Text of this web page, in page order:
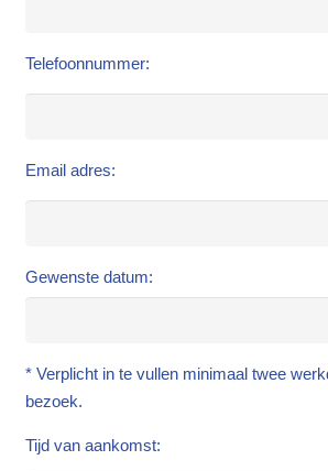
Telefoonnummer:
Email adres:
Gewenste datum:
* Verplicht in te vullen minimaal twee
bezoek.
Tijd van aankomst: